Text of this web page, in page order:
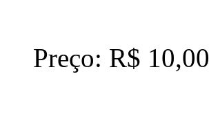
Preço: R$ 10,00